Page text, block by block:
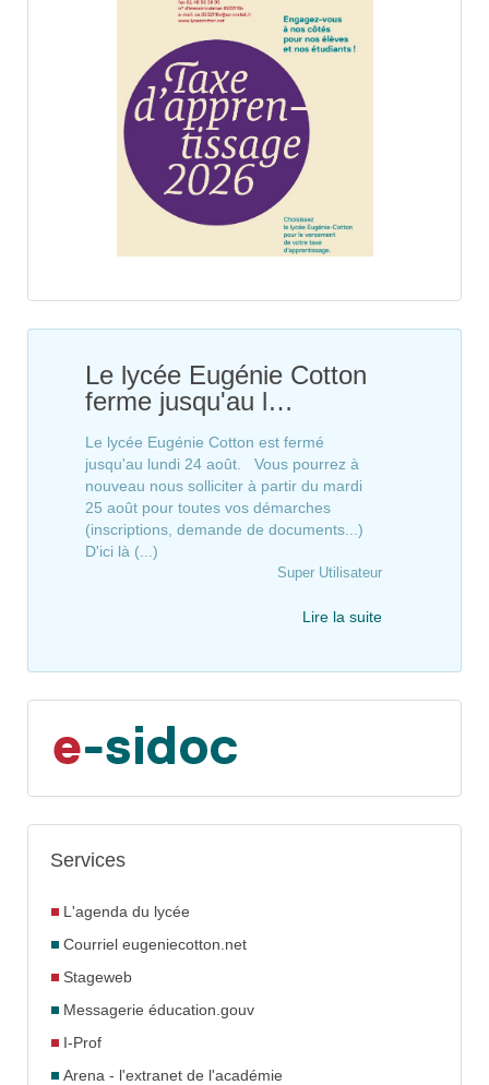
Le lycée Eugénie Cotton
ferme jusqu'au l…
Le lycée Eugénie Cotton est fermé
jusqu'au lundi 24 août. Vous pourrez à
nouveau nous solliciter à partir du mardi
25 août pour toutes vos démarches
(inscriptions, demande de documents...)
D'ici là (...)
Super Utilisateur
Lire la suite
Services
L'agenda du lycée
Courriel eugeniecotton.net
Stageweb
Messagerie éducation.gouv
I-Prof
Arena - l'extranet de l'académie